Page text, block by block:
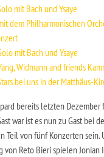
mit Bach und Ysaye
dem Philharmonischen
mit Bach und Ysaye
Widmann and friends
bei uns in der Matthäus-
bereits letzten
war ist es nun zu Gast bei
Teil von fünf Konzerten sein.
Reto Bieri spielen Jonian